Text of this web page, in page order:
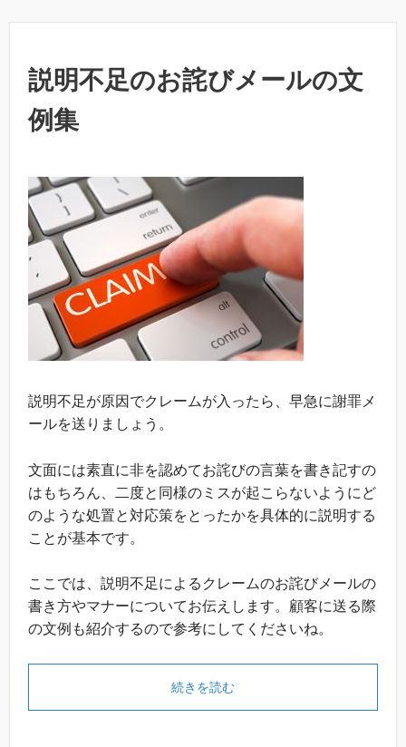
説明不足のお詫びメールの文
例集
説明不足が原因でクレームが入ったら、早急に謝罪メ
ールを送りましょう。
文面には素直に非を認めてお詫びの言葉を書き記すの
はもちろん、二度と同様のミスが起こらないようにど
のような処置と対応策をとったかを具体的に説明する
ことが基本です。
ここでは、説明不足によるクレームのお詫びメールの
書き方やマナーについてお伝えします。顧客に送る際
の文例も紹介するので参考にしてくださいね。
続きを読む